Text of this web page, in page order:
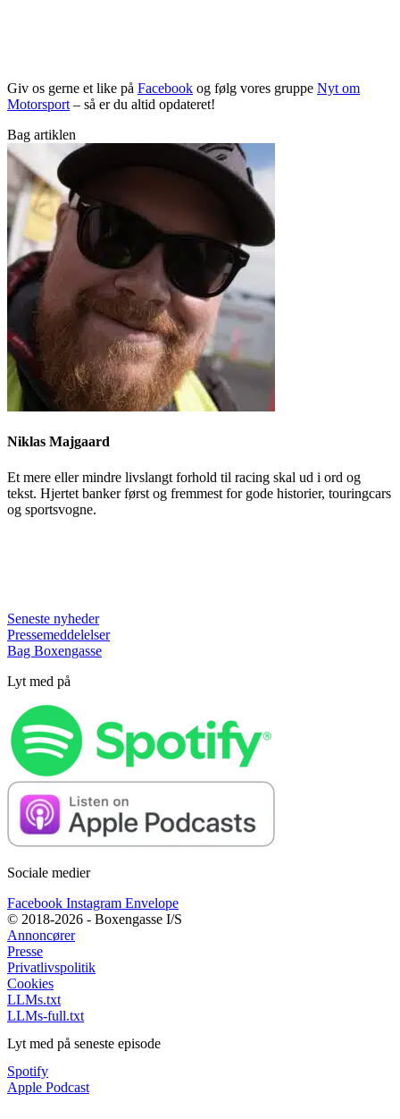
Giv os gerne et like på Facebook og følg vores gruppe Nyt om
Motorsport – så er du altid opdateret!
Bag artiklen
Niklas Majgaard
Et mere eller mindre livslangt forhold til racing skal ud i ord og
tekst. Hjertet banker først og fremmest for gode historier, touringcars
og sportsvogne.
Seneste nyheder
Pressemeddelelser
Bag Boxengasse
Lyt med på
Sociale medier
Facebook Instagram Envelope
© 2018-2026 - Boxengasse I/S
Annoncører
Presse
Privatlivspolitik
Cookies
LLMs.txt
LLMs-full.txt
Lyt med på seneste episode
Spotify
Apple Podcast